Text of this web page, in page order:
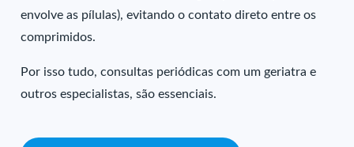
envolve as pílulas), evitando o contato direto entre os
comprimidos.
Por isso tudo, consultas periódicas com um geriatra e
outros especialistas, são essenciais.